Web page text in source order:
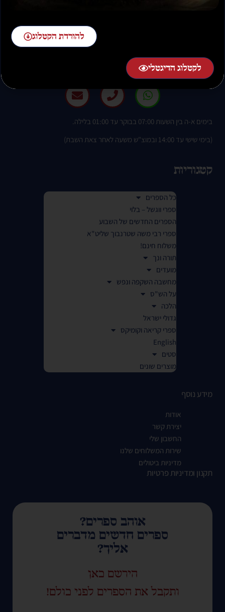
להזמנות חייגו:
02-58-58-58-1 שלוחה 2
בימים א-ה בין השעות 07:00 בבוקר עד 01:00 בלילה.
(בימי שישי עד 14:00 ובמוצ"ש משעה לאחר צאת השבת)
קטגוריות
כל הספרים
ספרי ווגשל – בלוי
הספרים החדשים של השבוע
ספרי רבי משה שטרנבוך שליט"א
משלוח חינם!
תורה ונך
מועדים
מחשבה השקפה ונפש
על הש"ס
הלכה
גדולי ישראל
ספרי קריאה וקומיקס
English
סטים
מוצרים שונים
מידע נוסף
אודות
יצירת קשר
החשבון שלי
שירות המשלוחים שלנו
מדיניות ביטולים
תקנון ומדיניות פרטיות
אוהב ספרים?
ספרים חדשים מדברים
אליך?
הירשם כאן
ותקבל את הספרים לפני כולם!
להורדת הקטלוג
לקטלוג הדיגטלי